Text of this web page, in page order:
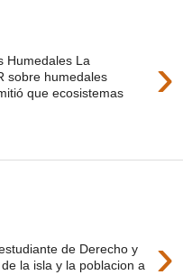
›
Humedales La
sobre humedales
que ecosistemas
›
de Derecho y
la isla y la poblacion a